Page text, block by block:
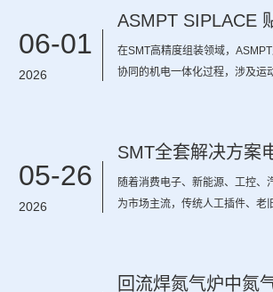
06-01
2026
ASMPT SIPLACE
在SMT高精度组装领域，
协同的机电一体化过程，涉及运
05-26
2026
SMT全套解决方案
随着消费电子、新能源、工控
为市场主流，传统人工插件、老
回流焊氮气炉中氮